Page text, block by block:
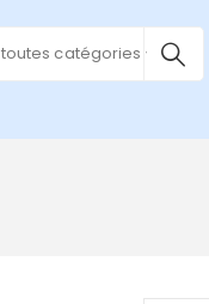
toutes catégories